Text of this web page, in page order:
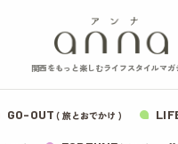
関西をもっと楽しむライフスタイルマガ
GO-OUT ( 旅とおでかけ )